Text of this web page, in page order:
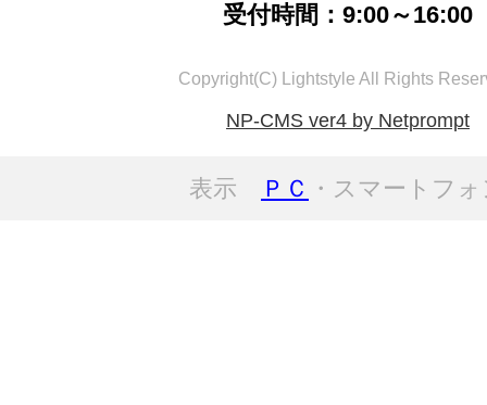
受付時間：9:00～16:00
Copyright(C) Lightstyle All Rights
NP-CMS ver4 by Netprompt
表示 ＰＣ ・スマートフ